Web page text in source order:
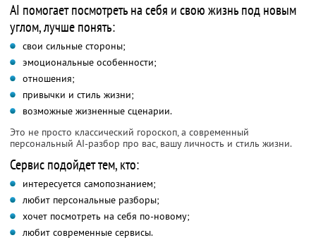
AI помогает посмотреть на себя и свою жизнь под новым
углом, лучше понять:
свои сильные стороны;
эмоциональные особенности;
отношения;
привычки и стиль жизни;
возможные жизненные сценарии.
Это не просто классический гороскоп, а современный
персональный AI-разбор про вас, вашу личность и стиль жизни.
Сервис подойдет тем, кто:
интересуется самопознанием;
любит персональные разборы;
хочет посмотреть на себя по-новому;
любит современные сервисы.